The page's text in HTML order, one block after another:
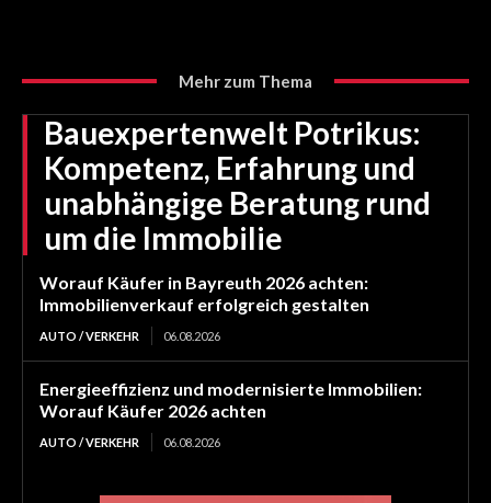
Mehr zum Thema
Bauexpertenwelt Potrikus:
Kompetenz, Erfahrung und
unabhängige Beratung rund
um die Immobilie
Worauf Käufer in Bayreuth 2026 achten:
Immobilienverkauf erfolgreich gestalten
AUTO / VERKEHR 06.08.2026
Energieeffizienz und modernisierte Immobilien:
Worauf Käufer 2026 achten
AUTO / VERKEHR 06.08.2026